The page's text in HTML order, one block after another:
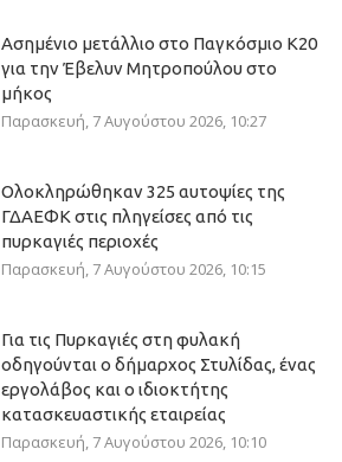
Ασημένιο μετάλλιο στο Παγκόσμιο Κ20
για την Έβελυν Μητροπούλου στο
μήκος
Παρασκευή, 7 Αυγούστου 2026, 10:27
Ολοκληρώθηκαν 325 αυτοψίες της
ΓΔΑΕΦΚ στις πληγείσες από τις
πυρκαγιές περιοχές
Παρασκευή, 7 Αυγούστου 2026, 10:15
Για τις Πυρκαγιές στη φυλακή
οδηγούνται ο δήμαρχος Στυλίδας, ένας
εργολάβος και ο ιδιοκτήτης
κατασκευαστικής εταιρείας
Παρασκευή, 7 Αυγούστου 2026, 10:10